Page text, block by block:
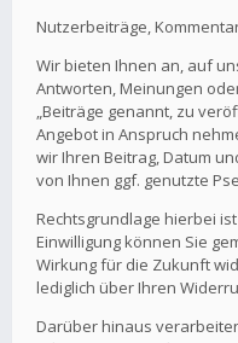
Nutzerbeiträge,
Wir bieten Ihnen an, auf
Antworten, Meinungen
„Beiträge genannt, zu
Angebot in Anspruch
wir Ihren Beitrag, Datum
von Ihnen ggf. genutzte
Rechtsgrundlage hierbei ist
Einwilligung können Sie
Wirkung für die Zukunft
lediglich über Ihren
Darüber hinaus